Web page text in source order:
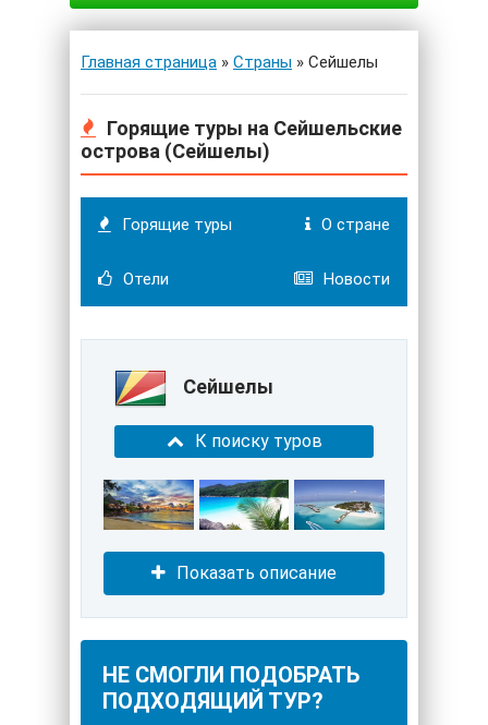
Главная страница » Страны » Сейшелы
Горящие туры на Сейшельские
острова (Сейшелы)
Горящие туры О стране
Отели Новости
Сейшелы
К поиску туров
Показать описание
НЕ СМОГЛИ ПОДОБРАТЬ
ПОДХОДЯЩИЙ ТУР?